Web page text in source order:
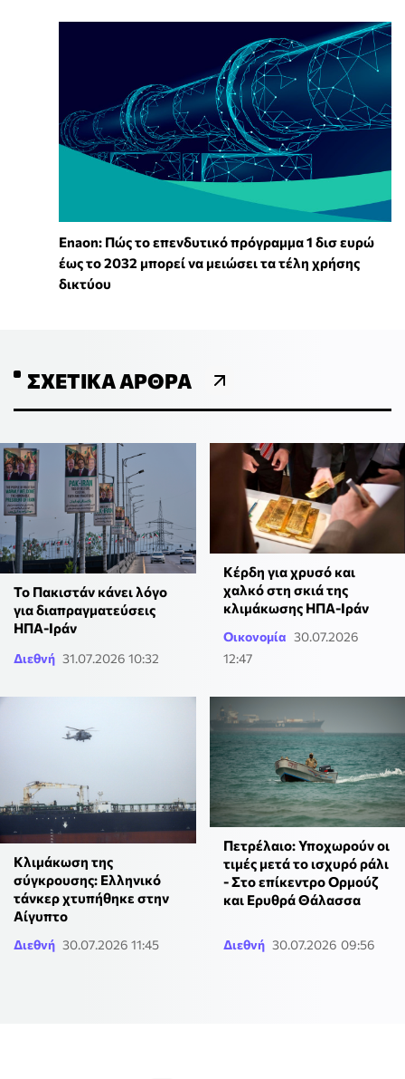
Enaon: Πώς το επενδυτικό πρόγραμμα 1 δισ ευρώ
έως το 2032 μπορεί να μειώσει τα τέλη χρήσης
δικτύου
ΣΧΕΤΙΚΆ ΆΡΘΡΑ
Το Πακιστάν κάνει λόγο
για διαπραγματεύσεις
ΗΠΑ-Ιράν
Διεθνή 31.07.2026 10:32
Κέρδη για χρυσό και
χαλκό στη σκιά της
κλιμάκωσης ΗΠΑ-Ιράν
Οικονομία 30.07.2026
12:47
Κλιμάκωση της
σύγκρουσης: Ελληνικό
τάνκερ χτυπήθηκε στην
Αίγυπτο
Διεθνή 30.07.2026 11:45
Πετρέλαιο: Υποχωρούν οι
τιμές μετά το ισχυρό ράλι
- Στο επίκεντρο Ορμούζ
και Ερυθρά Θάλασσα
Διεθνή 30.07.2026 09:56